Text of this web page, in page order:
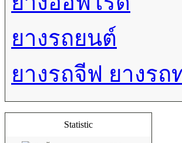
ยางรถยนต์
ยางรถจีฟ ยางรถ
Statistic